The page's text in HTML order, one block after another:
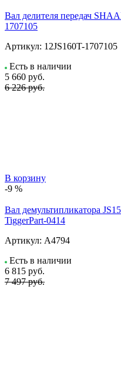
Вал делителя передач
1707105
Артикул: 12JS160T-1707105
Есть в наличии
5 660 руб.
6 226 руб.
В корзину
-9 %
Вал демультипликатора
TiggerPart-0414
Артикул: A4794
Есть в наличии
6 815 руб.
7 497 руб.